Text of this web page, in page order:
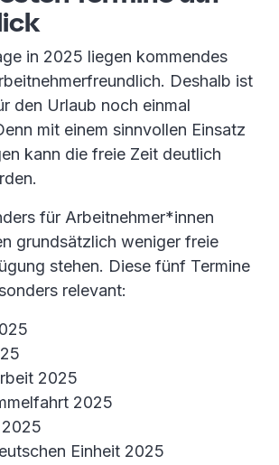
in 2025 liegen kommendes
Deshalb ist
den Urlaub noch einmal
mit einem sinnvollen Einsatz
kann die freie Zeit deutlich
für Arbeitnehmer*innen
grundsätzlich weniger freie
stehen. Diese fünf Termine
relevant:
2025
2025
Einheit 2025